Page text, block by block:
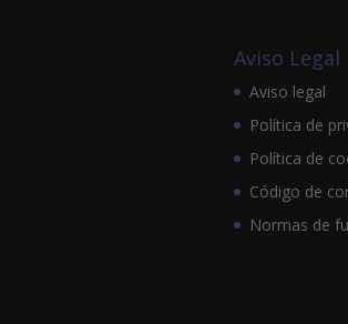
Aviso Legal
Aviso legal
Política de
Política de
Código de
Normas de